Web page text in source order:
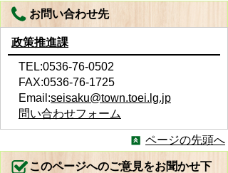
お問い合わせ先
政策推進課
TEL:0536-76-0502
FAX:0536-76-1725
Email:seisaku@town.toei.lg.jp
問い合わせフォーム
ページの先頭へ
このページへのご意見をお聞かせ下